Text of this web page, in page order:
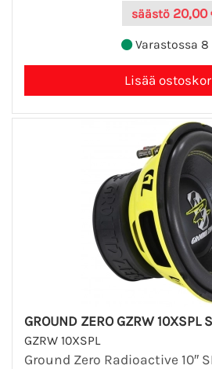
säästö 20,00
Varastossa 8
GROUND ZERO GZRW 10XSPL
GZRW 10XSPL
Ground Zero Radioactive 10″